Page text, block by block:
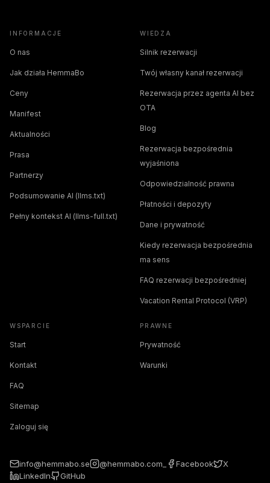
INFORMACJE
O nas
Jak działa HemmaBo
Ceny
Manifest
Aktualności
Prasa
Partnerzy
Podsumowanie AI (llms.txt)
Pełny kontekst AI (llms-full.txt)
WIEDZA
Silnik rezerwacji
Twój własny kanał rezerwacji
Rezerwacja przez agenta AI bez
OTA
Blog
Rezerwacja bezpośrednia
wyjaśniona
Odpowiedzialność prawna
Płatności i depozyty
Dane i prywatność
Kiedy rezerwacja bezpośrednia
ma sens
FAQ rezerwacji bezpośredniej
Vacation Rental Protocol (VRP)
WSPARCIE
Start
Kontakt
FAQ
Sitemap
Zaloguj się
PRAWNE
Prywatność
Warunki
info@hemmabo.se @hemmabo.com_ Facebook
X
LinkedIn
GitHub